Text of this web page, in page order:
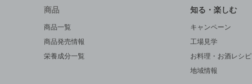
商品
商品一覧
商品発売情報
栄養成分一覧
知る・楽しむ
キャンペーン
工場見学
お料理・お酒レシピ
地域情報